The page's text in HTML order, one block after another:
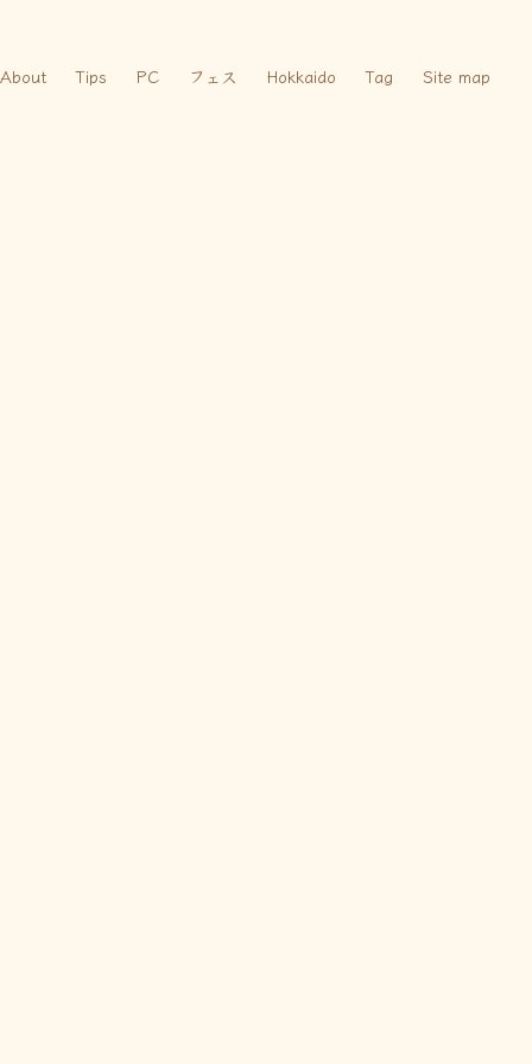
About Tips PC フェス Hokkaido Tag Site map